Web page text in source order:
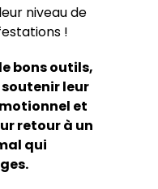
niveau de
!
bons outils,
leur
et
retour à un
qui